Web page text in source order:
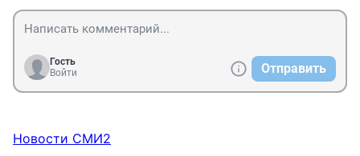
Гость
Войти
Отправить
Новости СМИ2